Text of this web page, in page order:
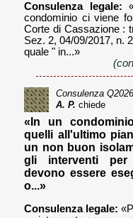
Consulenza legale:
condominio ci viene
Corte di Cassazione :
Sez. 2, 04/09/2017, n.
quale " in...»
Consulenza
A. P. chiede
«In un
quelli all'ultimo
un non buon
gli interventi per
devono essere
o...»
Consulenza legale: